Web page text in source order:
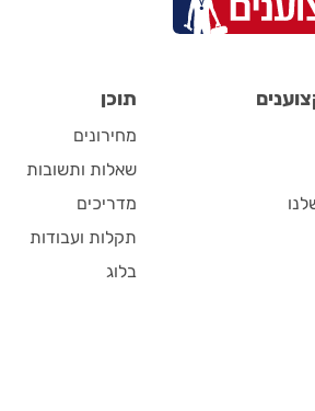
תוכן
מחירונים
שאלות ותשובות
מדריכים
תקלות ועבודות
בלוג